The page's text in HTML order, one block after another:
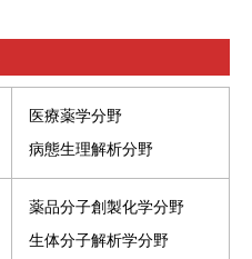
医療薬学分野
病態生理解析分野
薬品分子創製化学分野
生体分子解析学分野